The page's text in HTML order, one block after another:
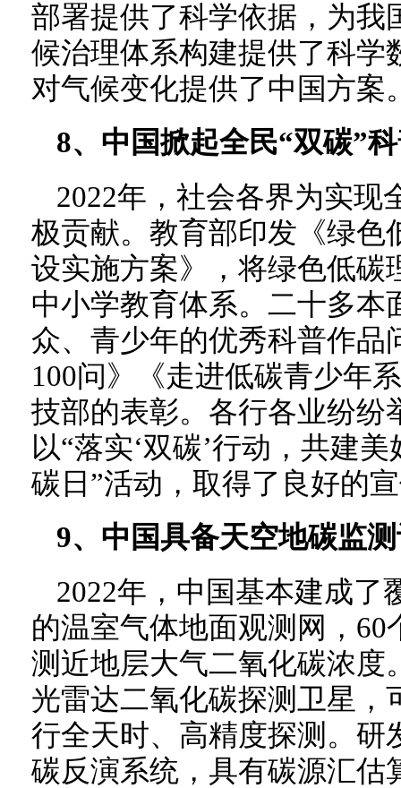
部署提供了科学依据，为我
候治理体系构建提供了科学
对气候变化提供了中国方案
8、中国掀起全民“双碳”
2022年，社会各界为实现
极贡献。教育部印发《绿色
设实施方案》，将绿色低碳
中小学教育体系。二十多本
众、青少年的优秀科普作品
100问》《走进低碳青少年
技部的表彰。各行各业纷纷
以“落实‘双碳’行动，共建
碳日”活动，取得了良好的
9、中国具备天空地碳监
2022年，中国基本建成了
的温室气体地面观测网，
测近地层大气二氧化碳浓度
光雷达二氧化碳探测卫星，
行全天时、高精度探测。研
碳反演系统，具有碳源汇估